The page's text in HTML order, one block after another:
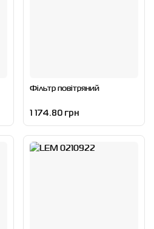
Фільтр повітряний
1 174.80 грн